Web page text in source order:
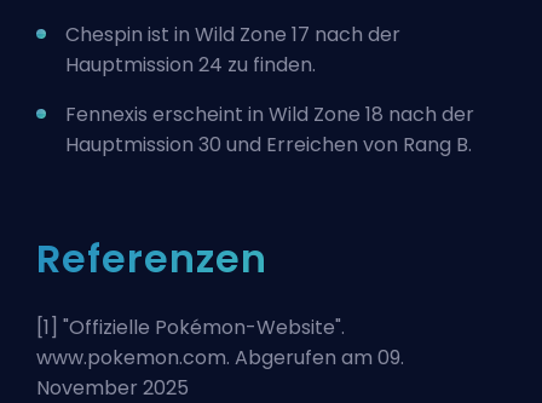
Chespin ist in Wild Zone 17 nach der
Hauptmission 24 zu finden.
Fennexis erscheint in Wild Zone 18 nach der
Hauptmission 30 und Erreichen von Rang B.
Referenzen
[1] "Offizielle Pokémon-Website".
www.pokemon.com. Abgerufen am 09.
November 2025